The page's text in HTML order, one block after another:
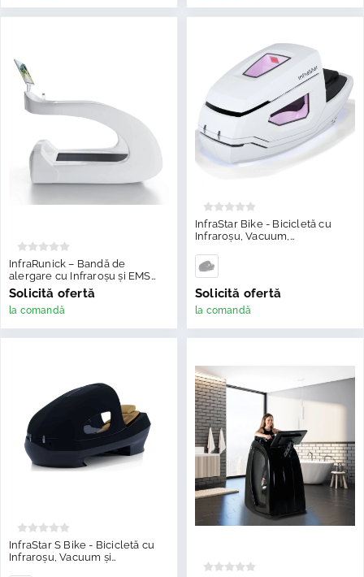
InfraRunick – Bandă de
alergare cu Infraroșu și EMS
pentru Recuperare & Wellness
Solicită ofertă
la comandă
InfraStar Bike - Bicicletă cu
Infraroșu, Vacuum,
EMS
Solicită ofertă
la comandă
InfraStar S Bike - Bicicletă cu
Infraroșu, Vacuum și